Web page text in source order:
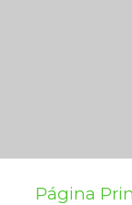
Página